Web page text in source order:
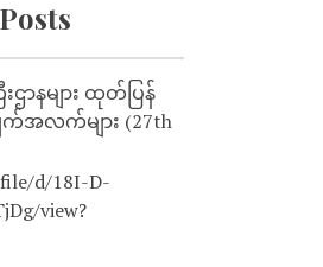
ဌာနများ ထုတ်ပြန်
လက်များ (27th
d/18I-D-
view?